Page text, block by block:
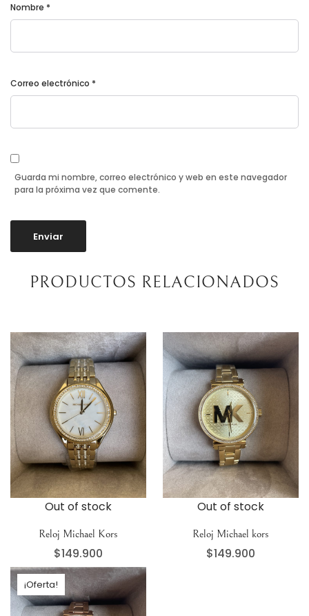
Nombre *
Correo electrónico *
Guarda mi nombre, correo electrónico y web en este navegador
para la próxima vez que comente.
PRODUCTOS RELACIONADOS
Out of stock
Reloj Michael Kors
$149.900
Out of stock
Reloj Michael kors
$149.900
¡Oferta!